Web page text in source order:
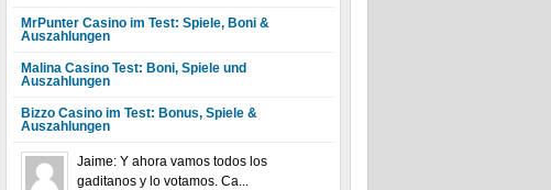
MrPunter Casino im Test: Spiele, Boni &
Auszahlungen
Malina Casino Test: Boni, Spiele und
Auszahlungen
Bizzo Casino im Test: Bonus, Spiele &
Auszahlungen
Jaime: Y ahora vamos todos los
gaditanos y lo votamos. Ca...